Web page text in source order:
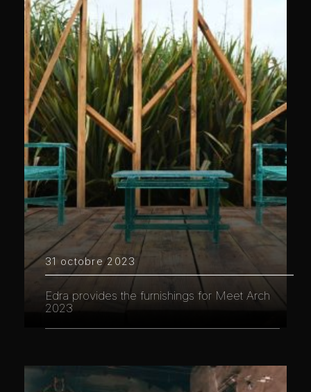
31 octobre 2023
Edra provides the furnishings for Meet Arch
2023